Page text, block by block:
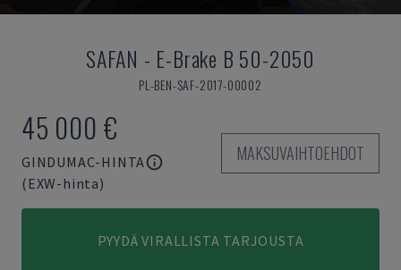
SAFAN - E-Brake B 50-2050
PL-BEN-SAF-2017-00002
45 000 €
GINDUMAC-HINTA
(EXW-hinta)
MAKSUVAIHTOEHDOT
PYYDÄ VIRALLISTA TARJOUSTA